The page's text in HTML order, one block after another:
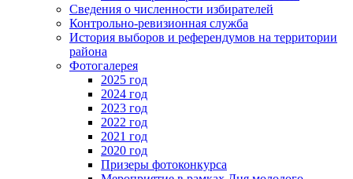
Сведения о численности избирателей
Контрольно-ревизионная служба
История выборов и референдумов на территории
района
Фотогалерея
2025 год
2024 год
2023 год
2022 год
2021 год
2020 год
Призеры фотоконкурса